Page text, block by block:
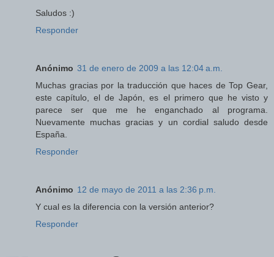
Saludos :)
Responder
Anónimo 31 de enero de 2009 a las 12:04 a.m.
Muchas gracias por la traducción que haces de Top Gear,
este capítulo, el de Japón, es el primero que he visto y
parece ser que me he enganchado al programa.
Nuevamente muchas gracias y un cordial saludo desde
España.
Responder
Anónimo 12 de mayo de 2011 a las 2:36 p.m.
Y cual es la diferencia con la versión anterior?
Responder